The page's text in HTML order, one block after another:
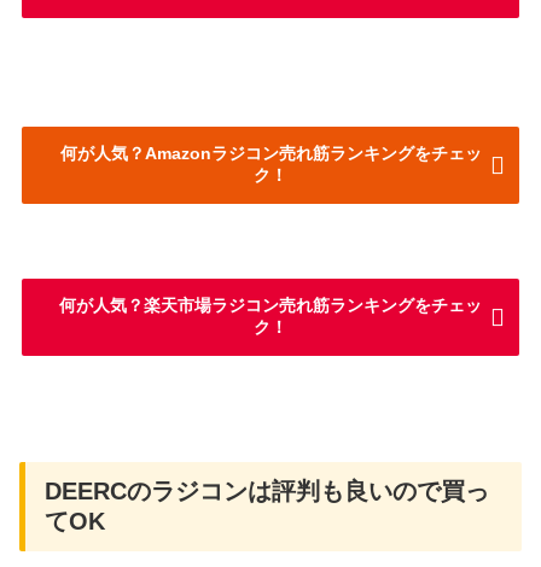
何が人気？Amazonラジコン売れ筋ランキングをチェッ
ク！
何が人気？楽天市場ラジコン売れ筋ランキングをチェッ
ク！
DEERCのラジコンは評判も良いので買っ
てOK